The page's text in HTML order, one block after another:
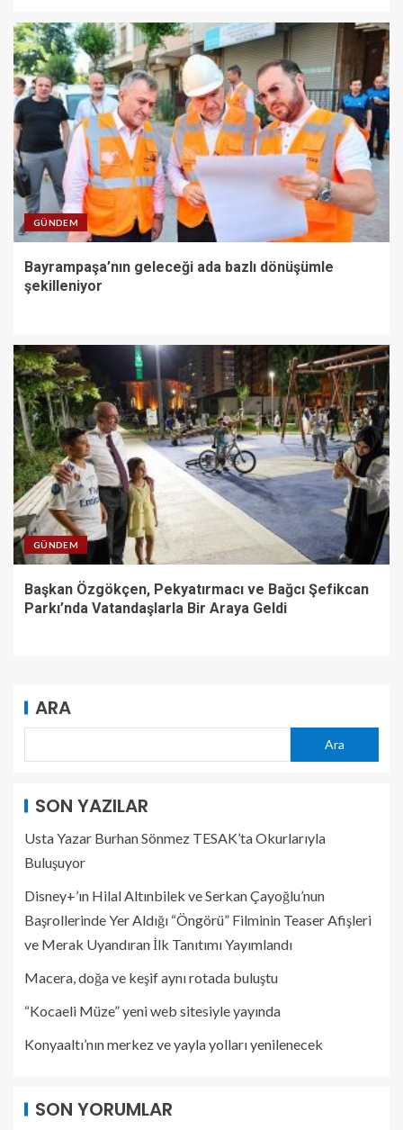
GÜNDEM
Bayrampaşa’nın geleceği ada bazlı dönüşümle
şekilleniyor
GÜNDEM
Başkan Özgökçen, Pekyatırmacı ve Bağcı Şefikcan
Parkı’nda Vatandaşlarla Bir Araya Geldi
ARA
Ara
SON YAZILAR
Usta Yazar Burhan Sönmez TESAK’ta Okurlarıyla
Buluşuyor
Disney+’ın Hilal Altınbilek ve Serkan Çayoğlu’nun
Başrollerinde Yer Aldığı “Öngörü” Filminin Teaser Afişleri
ve Merak Uyandıran İlk Tanıtımı Yayımlandı
Macera, doğa ve keşif aynı rotada buluştu
“Kocaeli Müze” yeni web sitesiyle yayında
Konyaaltı’nın merkez ve yayla yolları yenilenecek
SON YORUMLAR